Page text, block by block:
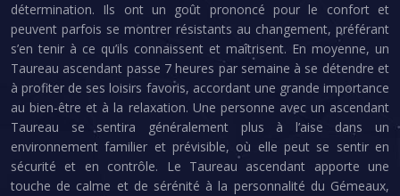
détermination. Ils ont un goût prononcé pour le confort et
peuvent parfois se montrer résistants au changement, préférant
s’en tenir à ce qu’ils connaissent et maîtrisent. En moyenne, un
Taureau ascendant passe 7 heures par semaine à se détendre et
à profiter de ses loisirs favoris, accordant une grande importance
au bien-être et à la relaxation. Une personne avec un ascendant
Taureau se sentira généralement plus à l’aise dans un
environnement familier et prévisible, où elle peut se sentir en
sécurité et en contrôle. Le Taureau ascendant apporte une
touche de calme et de sérénité à la personnalité du Gémeaux,